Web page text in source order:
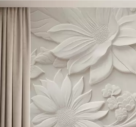
Método de
aplicação
Aplicação perfeita
Materiais disponíveis
Standard
.00 27
Premium